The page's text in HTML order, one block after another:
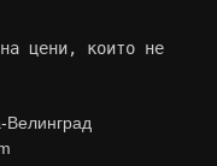
на цени, които не
Велинград